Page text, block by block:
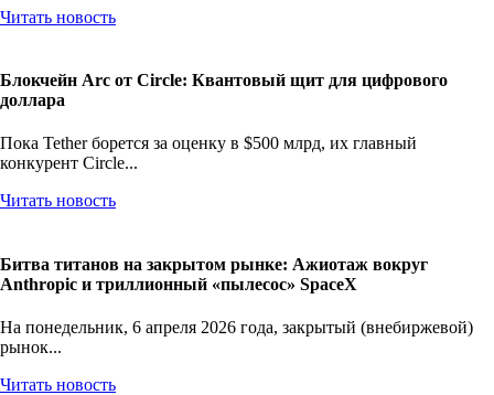
Читать новость
Блокчейн Arc от Circle: Квантовый щит для цифрового
доллара
Пока Tether борется за оценку в $500 млрд, их главный
конкурент Circle...
Читать новость
Битва титанов на закрытом рынке: Ажиотаж вокруг
Anthropic и триллионный «пылесос» SpaceX
На понедельник, 6 апреля 2026 года, закрытый (внебиржевой)
рынок...
Читать новость